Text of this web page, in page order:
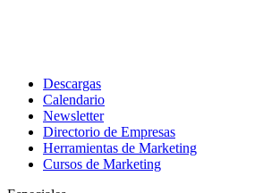
Descargas
Calendario
Newsletter
Directorio de Empresas
Herramientas de Marketing
Cursos de Marketing